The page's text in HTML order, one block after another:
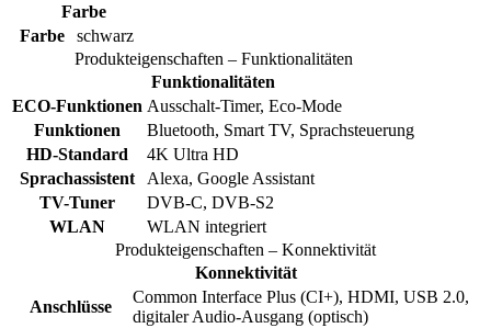
Farbe
Farbe
schwarz
Produkteigenschaften – Funktionalitäten
Funktionalitäten
ECO-Funktionen Ausschalt-Timer, Eco-Mode
Funktionen
Bluetooth, Smart TV, Sprachsteuerung
HD-Standard
4K Ultra HD
Sprachassistent
Alexa, Google Assistant
TV-Tuner
DVB-C, DVB-S2
WLAN
WLAN integriert
Produkteigenschaften – Konnektivität
Konnektivität
Anschlüsse
Common Interface Plus (CI+), HDMI, USB 2.0,
digitaler Audio-Ausgang (optisch)